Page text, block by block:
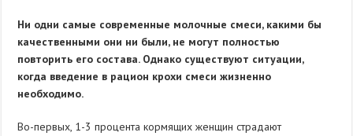
Ни одни самые современные молочные смеси, какими бы
качественными они ни были, не могут полностью
повторить его состава. Однако существуют ситуации,
когда введение в рацион крохи смеси жизненно
необходимо.
Во-первых, 1-3 процента кормящих женщин страдают